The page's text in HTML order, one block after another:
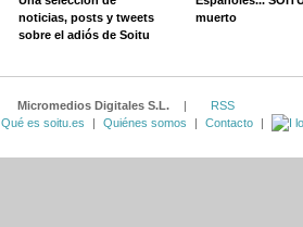
noticias, posts y tweets
sobre el adiós de Soitu
muerto
Micromedios Digitales S.L. |
RSS
Qué es soitu.es
| Quiénes somos | Contacto |